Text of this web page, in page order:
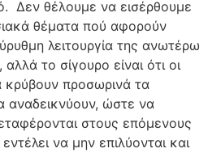
Δεν θέλουμε να εισέρθουμε
θέματα πού αφορούν
λειτουργία της ανωτέρω
το σίγουρο είναι ότι οι
κρύβουν προσωρινά τα
αναδεικνύουν, ώστε να
στους επόμενους
να μην επιλύονται και